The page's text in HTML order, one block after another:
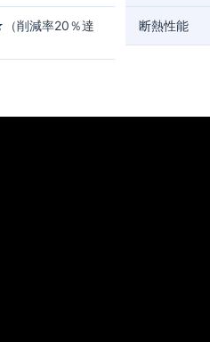
削減率20％達
断熱性能